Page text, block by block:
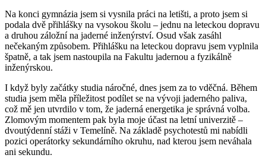
Na konci gymnázia jsem si vysnila práci na letišti, a proto jsem si
podala dvě přihlášky na vysokou školu – jednu na leteckou dopravu
a druhou záložní na jaderné inženýrství. Osud však zasáhl
nečekaným způsobem. Přihlášku na leteckou dopravu jsem vyplnila
špatně, a tak jsem nastoupila na Fakultu jadernou a fyzikálně
inženýrskou.
I když byly začátky studia náročné, dnes jsem za to vděčná. Během
studia jsem měla příležitost podílet se na vývoji jaderného paliva,
což mě jen utvrdilo v tom, že jaderná energetika je správná volba.
Zlomovým momentem pak byla moje účast na letní univerzitě –
dvoutýdenní stáži v Temelíně. Na základě psychotestů mi nabídli
pozici operátorky sekundárního okruhu, nad kterou jsem neváhala
ani sekundu.